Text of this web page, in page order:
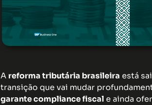
A reforma tributária brasileira está
transição que vai mudar
garante compliance fiscal e ainda